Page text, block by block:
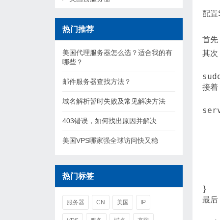
配
首先
其次
接着
最后
热门推荐
美国代理服务器怎么选？适合我的有
哪些？
邮件服务器查找方法？
域名解析暂时失败及常见解决方法
403错误，如何找出原因并解决
美国VPS哪家强全球访问快又稳
热门标签
服务器 CN 美国 IP